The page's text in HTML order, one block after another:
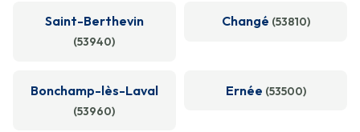
Saint-Berthevin
(53940)
Changé (53810)
Bonchamp-lès-Laval
(53960)
Ernée (53500)